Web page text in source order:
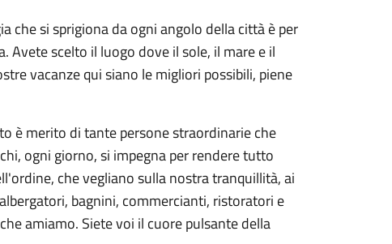
che si sprigiona da ogni angolo della città è per
Avete scelto il luogo dove il sole, il mare e il
vacanze qui siano le migliori possibili, piene
è merito di tante persone straordinarie che
ogni giorno, si impegna per rendere tutto
che vegliano sulla nostra tranquillità, ai
bagnini, commercianti, ristoratori e
amiamo. Siete voi il cuore pulsante della